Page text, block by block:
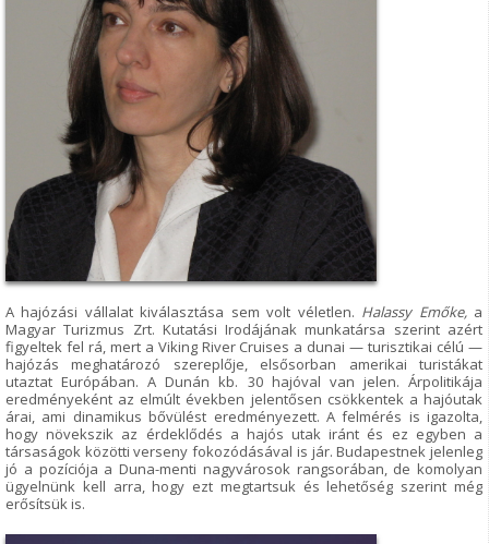
A hajózási vállalat kiválasztása sem volt véletlen. Halassy Emőke,a
Magyar Turizmus Zrt. Kutatási Irodájának munkatársa szerint azért
figyeltek fel rá, mert a Viking River Cruises a dunai — turisztikai célú —
hajózás meghatározó szereplője, elsősorban amerikai turistákat
utaztat Európában. A Dunán kb. 30 hajóval van jelen. Árpolitikája
eredményeként az elmúlt években jelentősen csökkentek a hajóutak
árai, ami dinamikus bővülést eredményezett. A felmérés is igazolta,
hogy növekszik az érdeklődés a hajós utak iránt és ez egyben a
társaságok közötti verseny fokozódásával is jár. Budapestnek jelenleg
jó a pozíciója a Duna-menti nagyvárosok rangsorában, de komolyan
ügyelnünk kell arra, hogy ezt megtartsuk és lehetőség szerint még
erősítsük is.